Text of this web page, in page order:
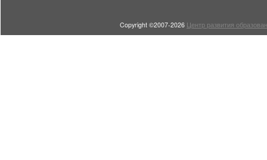
Copyright ©2007-2026 Центр развития